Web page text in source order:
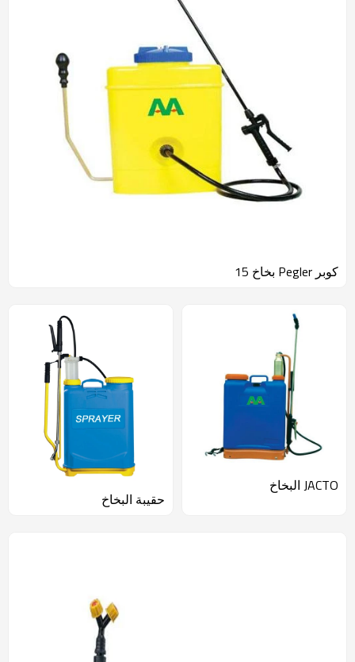
كوبر Pegler بخاخ 15
JACTO البخاخ
حقيبة البخاخ